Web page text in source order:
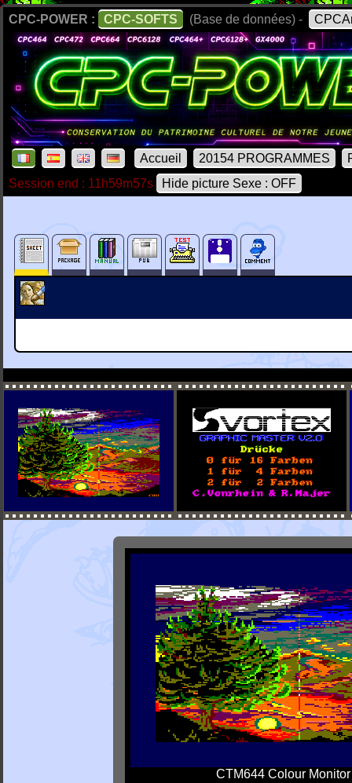
CPC-POWER : CPC-SOFTS (Base de données) -
Accueil 20154 PROGRAMMES
Session end : 11h59m57s
Hide picture Sexe : OFF
CTM644 Colour Monitor